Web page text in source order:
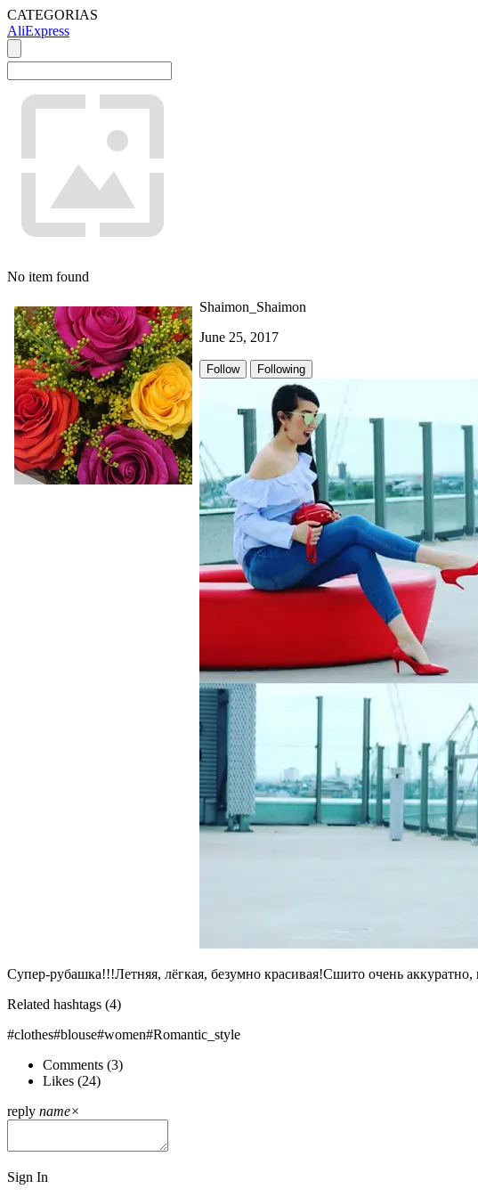
CATEGORIAS
AliExpress
No item found
Shaimon_Shaimon
June 25, 2017
Follow Following
Супер-рубашка!!!Летняя, лёгкая, безумно красивая!Сшито очень
Related hashtags (4)
#clothes#blouse#women#Romantic_style
Comments (3)
Likes (24)
reply name×
Sign In